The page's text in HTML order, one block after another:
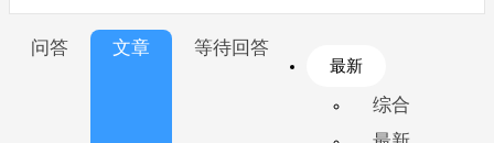
问答 文章 等待回答
最新
综合